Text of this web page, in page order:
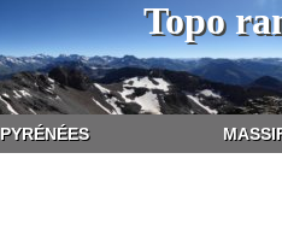
Topo
PYRÉNÉES